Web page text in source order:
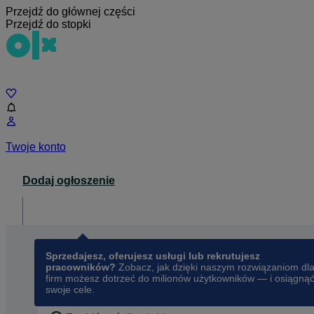
Przejdź do głównej części
Przejdź do stopki
Twoje konto
Dodaj ogłoszenie
Sprzedajesz, oferujesz usługi lub rekrutujesz
pracowników? Zobacz, jak dzięki naszym rozwiązaniom dla
firm możesz dotrzeć do milionów użytkowników — i osiągnąć
swoje cele.